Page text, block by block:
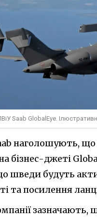
Saab GlobalEye.
наголошують, що
бізнес-джеті
шведи будуть
та посилення